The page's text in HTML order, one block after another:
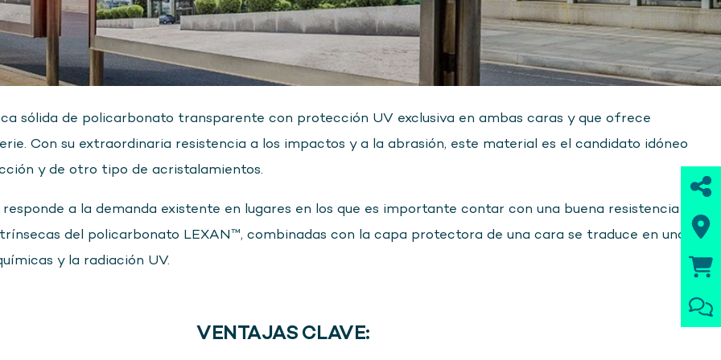
sólida de policarbonato transparente con protección UV exclusiva en ambas caras y que ofrece
Con su extraordinaria resistencia a los impactos y a la abrasión, este material es el candidato idóneo
y de otro tipo de acristalamientos.
a la demanda existente en lugares en los que es importante contar con una buena resistencia
del policarbonato LEXAN™, combinadas con la capa protectora de una cara se traduce en una
y la radiación UV.
VENTAJAS CLAVE: